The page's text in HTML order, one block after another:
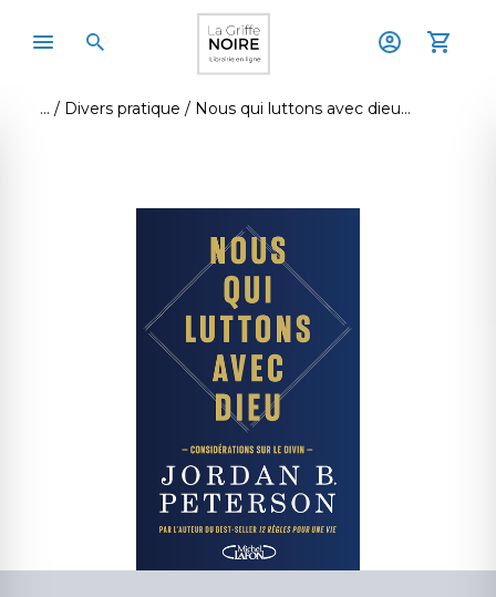
Divers pratique Nous qui luttons avec dieu - considérations sur le divin